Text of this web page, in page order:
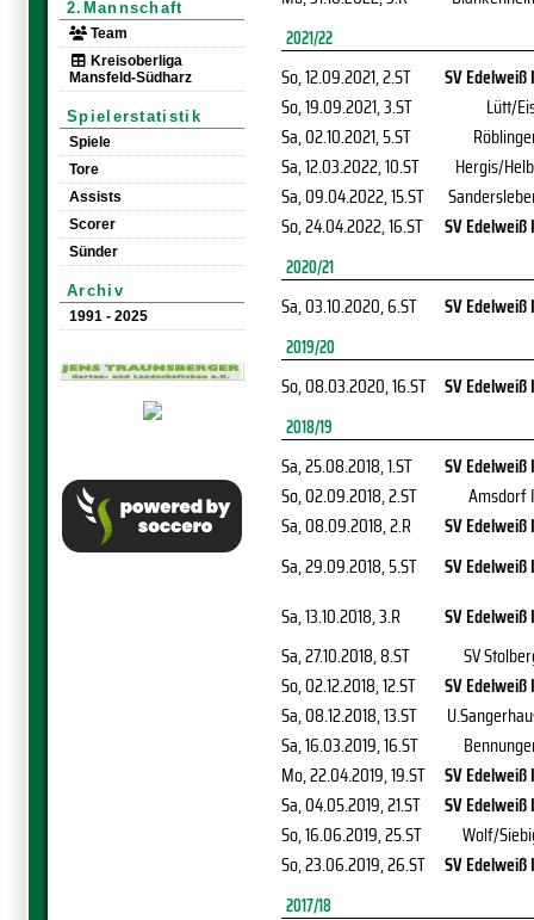
2.Mannschaft
Team
Kreisoberliga
Mansfeld-Südharz
Spielerstatistik
Spiele
Tore
Assists
Scorer
Sünder
Archiv
1991 - 2025
2021/22
So, 12.09.2021, 2.ST
SV Edelweiß
So, 19.09.2021, 3.ST
Lütt/
Sa, 02.10.2021, 5.ST
Sa, 12.03.2022, 10.ST
Hergis/
Sa, 09.04.2022, 15.ST
So, 24.04.2022, 16.ST SV Edelweiß
2020/21
Sa, 03.10.2020, 6.ST SV Edelweiß
2019/20
So, 08.03.2020, 16.ST SV Edelweiß
2018/19
Sa, 25.08.2018, 1.ST
SV Edelweiß
So, 02.09.2018, 2.ST
Amsdorf
Sa, 08.09.2018, 2.R
SV Edelweiß
Sa, 29.09.2018, 5.ST
SV Edelweiß
Sa, 13.10.2018, 3.R
SV Edelweiß
Sa, 27.10.2018, 8.ST
SV
So, 02.12.2018, 12.ST
SV Edelweiß
Sa, 08.12.2018, 13.ST
Sa, 16.03.2019, 16.ST
Mo, 22.04.2019, 19.ST
SV Edelweiß
Sa, 04.05.2019, 21.ST
SV Edelweiß
So, 16.06.2019, 25.ST
Wolf/
So, 23.06.2019, 26.ST SV Edelweiß
2017/18